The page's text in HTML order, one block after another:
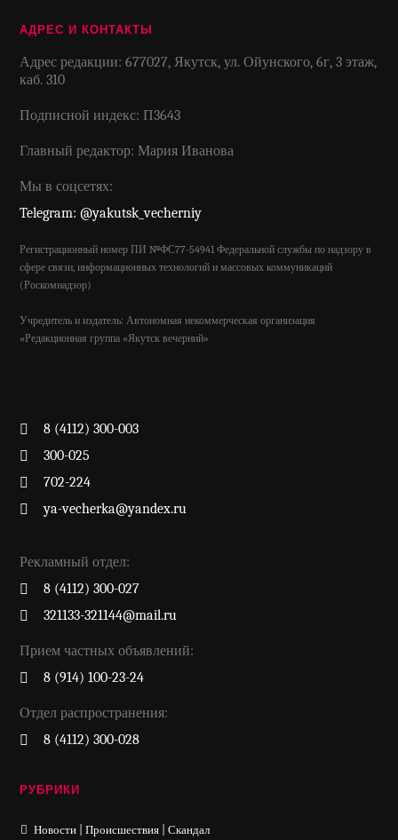
АДРЕС И КОНТАКТЫ
Адрес редакции: 677027, Якутск, ул. Ойунского, 6г, 3 этаж,
каб. 310
Подписной индекс: П3643
Главный редактор: Мария Иванова
Мы в соцсетях:
Telegram: @yakutsk_vecherniy
Регистрационный номер ПИ №ФС77-54941 Федеральной службы по надзору в
сфере связи, информационных технологий и массовых коммуникаций
(Роскомнадзор)
Учредитель и издатель: Автономная некоммерческая организация
«Редакционная группа «Якутск вечерний»
8 (4112) 300-003
300-025
702-224
ya-vecherka@yandex.ru
Рекламный отдел:
8 (4112) 300-027
321133-321144@mail.ru
Прием частных объявлений:
8 (914) 100-23-24
Отдел распространения:
8 (4112) 300-028
РУБРИКИ
Новости | Происшествия | Скандал